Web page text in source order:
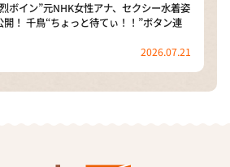
ボイン”元NHK女性アナ、セクシー水着姿
開！ 千鳥“ちょっと待てぃ！！”ボタン連
2026.07.21